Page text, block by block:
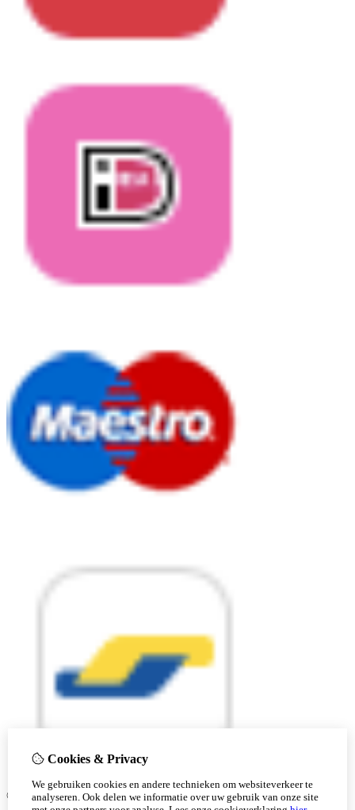
© Copyright 2026 |
Cookies & Privacy
We gebruiken cookies en andere technieken om websiteverkeer te
analyseren. Ook delen we informatie over uw gebruik van onze site